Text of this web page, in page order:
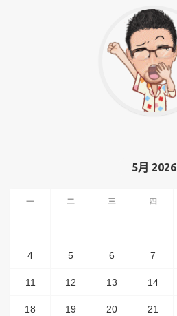
5月 2026
一 二 三 四
4 5 6 7
11 12 13 14
18 19 20 21